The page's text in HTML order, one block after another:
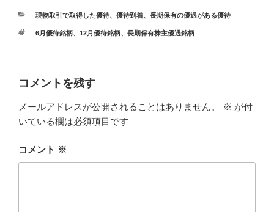
カ
ゴ
現物取引で取得した優待、 優待到着、 長期保有の優遇がある優待
タ
6月優待銘柄、 12月優待銘柄、 長期保有株主優遇銘柄
コメントを残す
メールアドレスが公開されることはありません。 ※ が付
いている欄は必須項目です
コメント ※